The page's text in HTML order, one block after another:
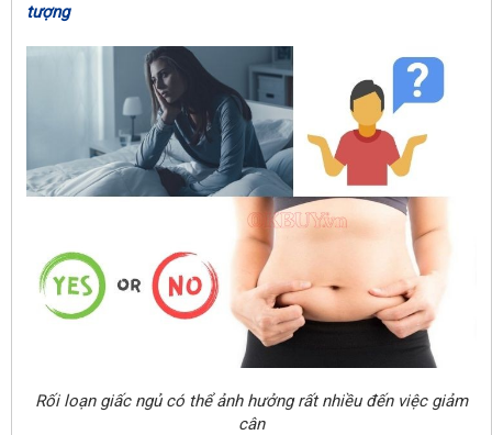
tượng
Rối loạn giấc ngủ có thể ảnh hưởng rất nhiều đến việc giảm
cân